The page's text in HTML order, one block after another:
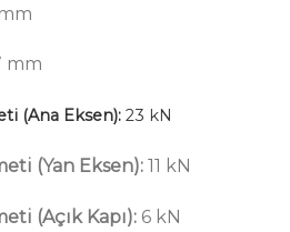
mm
(Ana Eksen):23 kN
(Yan Eksen):11 kN
(Açık Kapı):6 kN